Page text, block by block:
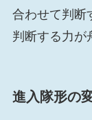
合わせて判断
判断する力が
進入隊形の